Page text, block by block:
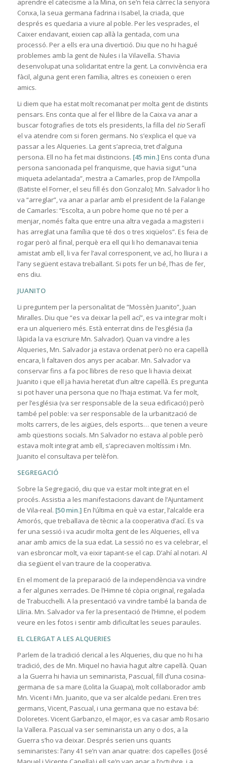
Conxa, la seua germana fadrina i Isabel, la criada, que
després es quedaria a viure al poble. Per les vesprades, el
Caixer endavant, eixien cap allà la gentada, com una
processó. Per a ells era una divertició. Diu que no hi hagué
problemes amb la gent de Nules i la Vilavella. S’havia
desenvolupat una solidaritat entre la gent. La convivència era
fàcil, alguna gent eren família, altres es coneixien o eren
amics.
Li diem que ha estat molt recomanat per molta gent de distints
pensars. Ens conta que al fer el llibre de la Caixa va anar a
buscar fotografies de tots els presidents, la filla del tio Serafí
el va atendre com si foren germans. No s’explica el que va
passar a les Alqueries. La gent s’aprecia, tret d’alguna
persona. Ell no ha fet mai distincions. [45 min.] Ens conta d’una
persona sancionada pel franquisme, que havia sigut “una
miqueta adelantada”, mestra a Camarles, prop de l’Ampolla
(Batiste el Forner, el seu fill és don Gonzalo); Mn. Salvador li ho
va “arreglar”, va anar a parlar amb el president de la Falange
de Camarles: “Escolta, a un pobre home que no té per a
menjar, només falta que entre una altra vegada a magisteri i
has arreglat una família que té dos o tres xiqüelos”. Es feia de
rogar però al final, perquè era ell qui li ho demanavai tenia
amistat amb ell, li va fer l’aval corresponent, ve ací, ho lliura i a
l’any següent estava treballant. Si pots fer un bé, l’has de fer,
ens diu.
JUANITO
Li preguntem per la personalitat de “Mossèn Juanito”, Juan
Miralles. Diu que “es va deixar la pell ací”, es va integrar molt i
era un alqueriero més. Està enterrat dins de l’església (la
làpida la va escriure Mn. Salvador). Quan va vindre a les
Alqueries, Mn. Salvador ja estava ordenat però no era capellà
encara, li faltaven dos anys per acabar. Mn. Salvador va
conservar fins a fa poc llibres de reso que li havia deixat
Juanito i que ell ja havia heretat d’un altre capellà. Es pregunta
si pot haver una persona que no l’haja estimat. Va fer molt,
per l’església (va ser responsable de la seua edificació) però
també pel poble: va ser responsable de la urbanització de
molts carrers, de les aigües, dels esports… que tenen a veure
amb qüestions socials. Mn Salvador no estava al poble però
estava molt integrat amb ell, s’apreciaven moltíssim i Mn.
Juanito el consultava per telèfon.
SEGREGACIÓ
Sobre la Segregació, diu que va estar molt integrat en el
procés. Assistia a les manifestacions davant de l’Ajuntament
de Vila-real. [50 min.] En l’última en què va estar, l’alcalde era
Amorós, que treballava de tècnic a la cooperativa d’ací. Es va
fer una sessió i va acudir molta gent de les Alqueries, ell va
anar amb amics de la sua edat. La sessió no es va celebrar, el
van esbroncar molt, va eixir tapant-se el cap. D’ahí al notari. Al
dia següent el van traure de la cooperativa.
En el moment de la preparació de la independència va vindre
a fer algunes xerrades. De l’Himne té còpia original, regalada
de Trabucchelli. A la presentació va vindre també la banda de
Llíria. Mn. Salvador va fer la presentació de l’Himne, el podem
veure en les fotos i sentir amb dificultat les seues paraules.
EL CLERGAT A LES ALQUERIES
Parlem de la tradició clerical a les Alqueries, diu que no hi ha
tradició, des de Mn. Miquel no havia hagut altre capellà. Quan
a la Guerra hi havia un seminarista, Pascual, fill d’una cosina-
germana de sa mare (Lolita la Guapa), molt col·laborador amb
Mn. Vicent i Mn. Juanito, que va ser alcalde pedani. Eren tres
germans, Vicent, Pascual, i una germana que no estava bé:
Doloretes. Vicent Garbanzo, el major, es va casar amb Rosario
la Vallera. Pascual va ser seminarista un any o dos, a la
Guerra s’ho va deixar. Després serien uns quants
seminaristes: l’any 41 se’n van anar quatre: dos capelles (José